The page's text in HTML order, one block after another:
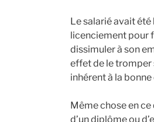
Le salarié avait
licenciement pour
dissimuler à son
effet de le tromper
inhérent à la
Même chose en
d’un diplôme ou